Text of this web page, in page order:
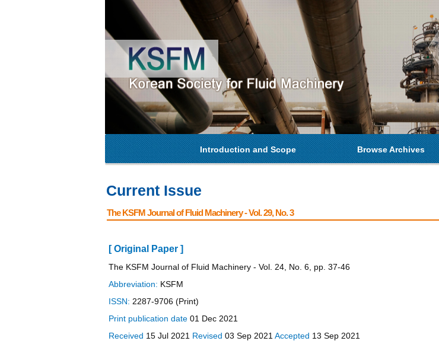
Introduction and Scope Browse Archives
Current Issue
The KSFM Journal of Fluid Machinery - Vol. 29, No. 3
[ Original Paper ]
The KSFM Journal of Fluid Machinery - Vol. 24, No. 6, pp. 37-46
Abbreviation: KSFM
ISSN: 2287-9706 (Print)
Print publication date 01 Dec 2021
Received 15 Jul 2021 Revised 03 Sep 2021 Accepted 13 Sep 2021